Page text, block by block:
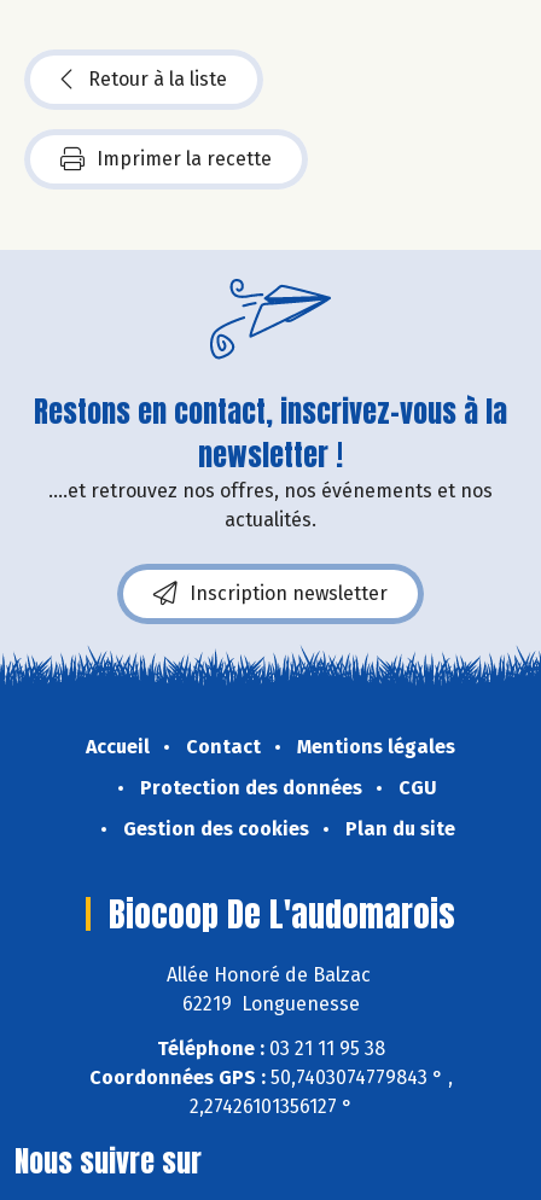
Retour à la liste
Imprimer la recette
Restons en contact, inscrivez-vous à la
newsletter !
....et retrouvez nos offres, nos événements et nos
actualités.
Inscription newsletter
Accueil Contact
Mentions légales
Protection des données
CGU
Gestion des cookies
Plan du site
Biocoop De L'audomarois
Allée Honoré de Balzac
62219 Longuenesse
Téléphone :03 21 11 95 38
Coordonnées GPS :50,7403074779843 ° ,
2,27426101356127 °
Nous suivre sur